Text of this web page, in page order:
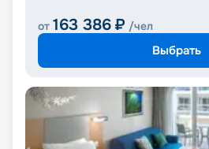
от 163 386 ₽ /чел
Выбрать